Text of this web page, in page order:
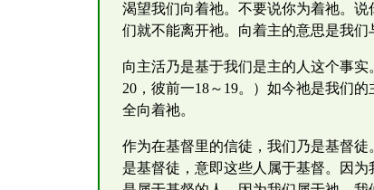
渴望我们向着祂。不要说你为着祂。
们就不能离开祂。向着主的意思是我们
向主活乃是基于我们是主的人这个事
20，彼前一18～19。）如今祂是我们
全向着祂。
作为在基督里的信徒，我们乃是基督
是基督徒，意即这些人属于基督。因